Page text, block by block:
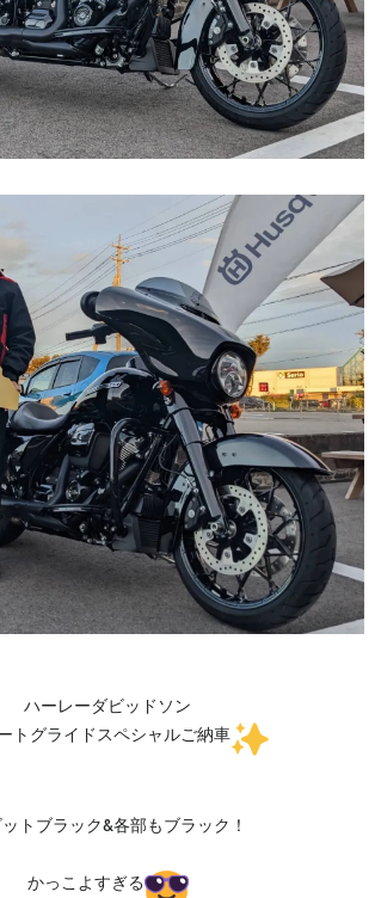
ハーレーダビッドソン
トグライドスペシャルご納車
トブラック&各部もブラック！
かっこよすぎる